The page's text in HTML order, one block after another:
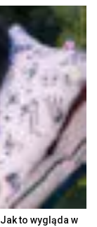
to wygląda w